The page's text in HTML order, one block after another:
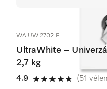
WA UW 2702 P
UltraWhite –
2,7 kg
4.9
4.9 / 5
(51